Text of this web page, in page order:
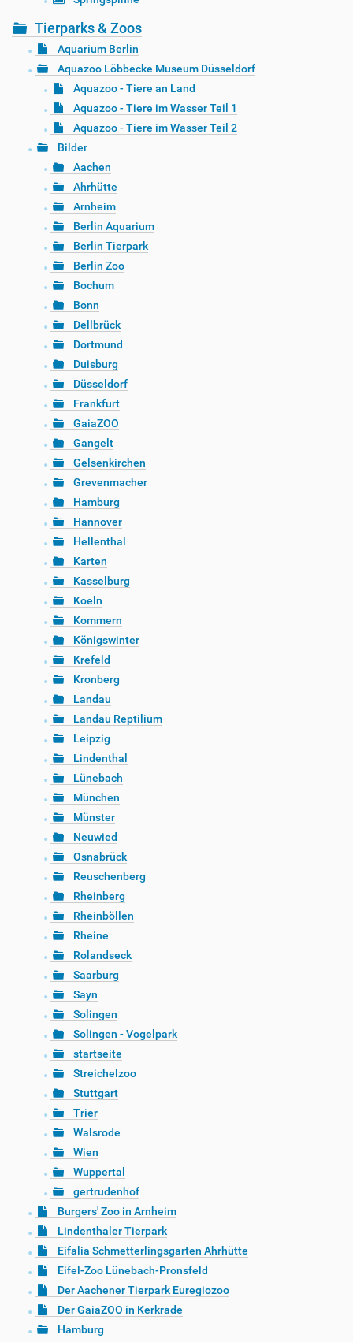
Tierparks & Zoos
Aquarium Berlin
Aquazoo Löbbecke Museum Düsseldorf
Aquazoo - Tiere an Land
Aquazoo - Tiere im Wasser Teil 1
Aquazoo - Tiere im Wasser Teil 2
Bilder
Aachen
Ahrhütte
Arnheim
Berlin Aquarium
Berlin Tierpark
Berlin Zoo
Bochum
Bonn
Dellbrück
Dortmund
Duisburg
Düsseldorf
Frankfurt
GaiaZOO
Gangelt
Gelsenkirchen
Grevenmacher
Hamburg
Hannover
Hellenthal
Karten
Kasselburg
Koeln
Kommern
Königswinter
Krefeld
Kronberg
Landau
Landau Reptilium
Leipzig
Lindenthal
Lünebach
München
Münster
Neuwied
Osnabrück
Reuschenberg
Rheinberg
Rheinböllen
Rheine
Rolandseck
Saarburg
Sayn
Solingen
Solingen - Vogelpark
startseite
Streichelzoo
Stuttgart
Trier
Walsrode
Wien
Wuppertal
gertrudenhof
Burgers' Zoo in Arnheim
Lindenthaler Tierpark
Eifalia Schmetterlingsgarten Ahrhütte
Eifel-Zoo Lünebach-Pronsfeld
Der Aachener Tierpark Euregiozoo
Der GaiaZOO in Kerkrade
Hamburg